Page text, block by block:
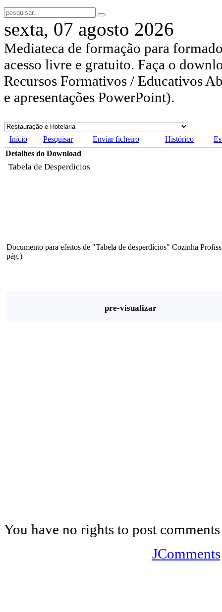
sexta, 07 agosto 2026
Mediateca de formação para
acesso livre e gratuito. Faça o
Recursos Formativos / Educativos
e apresentações PowerPoint).
Início Pesquisar Enviar ficheiro Histórico
Detalhes do Download
Tabela de Desperdicios
Documento para efeitos de "Tabela de desperdícios" Cozinha
pág.)
pre-visualizar
You have no rights to post comments
JComments